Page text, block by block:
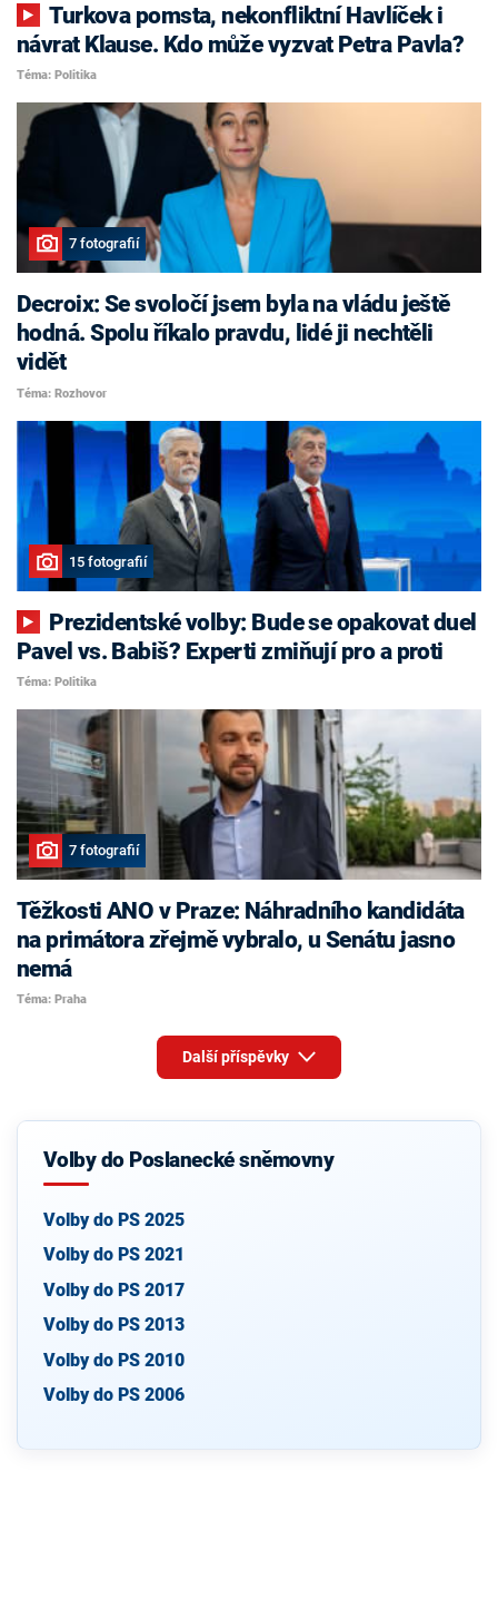
Turkova pomsta, nekonfliktní Havlíček i
návrat Klause. Kdo může vyzvat Petra Pavla?
Téma: Politika
7 fotografií
Decroix: Se svoločí jsem byla na vládu ještě
hodná. Spolu říkalo pravdu, lidé ji nechtěli
vidět
Téma: Rozhovor
15 fotografií
Pavel vs. Babiš? Experti zmiňují pro a proti
Téma: Politika
7 fotografií
Těžkosti ANO v Praze: Náhradního kandidáta
na primátora zřejmě vybralo, u Senátu jasno
nemá
Téma: Praha
Další příspěvky
Volby do Poslanecké sněmovny
Volby do PS 2025
Volby do PS 2021
Volby do PS 2017
Volby do PS 2013
Volby do PS 2010
Volby do PS 2006